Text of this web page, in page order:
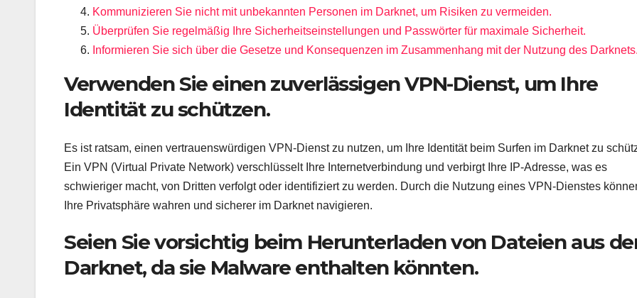
Kommunizieren Sie nicht mit unbekannten Personen im Darknet, um Risiken zu vermeiden.
Überprüfen Sie regelmäßig Ihre Sicherheitseinstellungen und Passwörter für maximale Sicherheit.
Informieren Sie sich über die Gesetze und Konsequenzen im Zusammenhang mit der Nutzung des Darknets.
Verwenden Sie einen zuverlässigen VPN-Dienst, um Ihre
Identität zu schützen.
Es ist ratsam, einen vertrauenswürdigen VPN-Dienst zu nutzen, um Ihre Identität beim Surfen im Darknet zu
Ein VPN (Virtual Private Network) verschlüsselt Ihre Internetverbindung und verbirgt Ihre IP-Adresse, was es
schwieriger macht, von Dritten verfolgt oder identifiziert zu werden. Durch die Nutzung eines VPN-Dienstes
Ihre Privatsphäre wahren und sicherer im Darknet navigieren.
Seien Sie vorsichtig beim Herunterladen von Dateien aus
Darknet, da sie Malware enthalten könnten.